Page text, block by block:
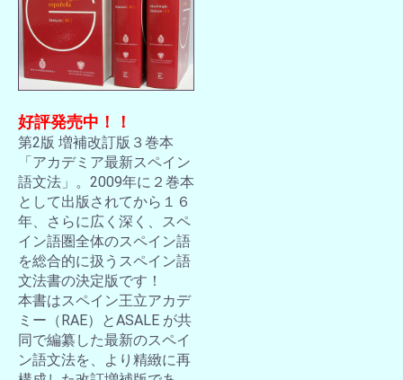
好評発売中！！
第2版 増補改訂版３巻本
「アカデミア最新スペイン
語文法」。2009年に２巻本
として出版されてから１６
年、さらに広く深く、スペ
イン語圏全体のスペイン語
を総合的に扱うスペイン語
文法書の決定版です！
本書はスペイン王立アカデ
ミー（RAE）とASALE が共
同で編纂した最新のスペイ
ン語文法を、より精緻に再